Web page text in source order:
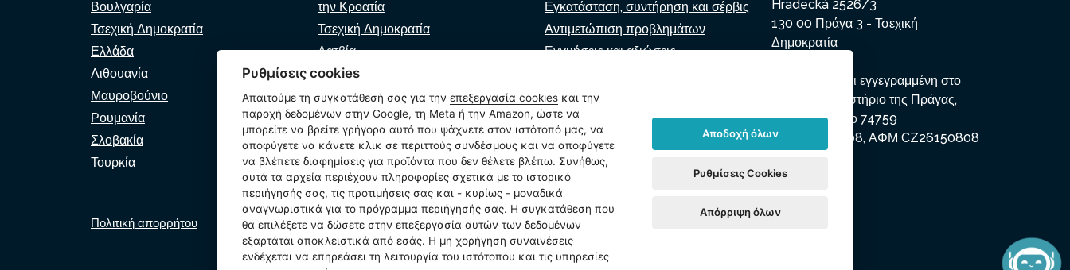
Βουλγαρία
την Κροατία
Τσεχική Δημοκρατία
Τσεχική Δημοκρατία
Ελλάδα
Λατβία
Λιθουανία
Μολδαβία
Μαυροβούνιο
Βόρεια Μακεδονία
Ρουμανία
Σερβία
Σλοβακία
Σλοβενία
Τουρκία
Εγκατάσταση, συντήρηση και σέρβις
Αντιμετώπιση προβλημάτων
Εγγυήσεις και αξιώσεις
Κατάλογος λιανοπωλητών
Εικονικός βοηθός
Γράψτε μας
Πολιτική απορρήτου Πολιτική cookie Ρυθμίσεις cookies
Hradecká 2526/3
130 00 Πράγα 3 - Τσεχική
Δημοκρατία
Η εταιρεία είναι εγγεγραμμένη στο
δημοτικό δικαστήριο της Πράγας,
τμήμα Γ, ένθετο 74759
ΑΜΕ 26150808, ΑΦΜ CZ26150808
Ρυθμίσεις cookies
Απαιτούμε τη συγκατάθεσή σας για την επεξεργασία cookies και την
παροχή δεδομένων στην Google, τη Meta ή την Amazon, ώστε να
μπορείτε να βρείτε γρήγορα αυτό που ψάχνετε στον ιστότοπό μας, να
αποφύγετε να κάνετε κλικ σε περιττούς συνδέσμους και να αποφύγετε
να βλέπετε διαφημίσεις για προϊόντα που δεν θέλετε βλέπω. Συνήθως,
αυτά τα αρχεία περιέχουν πληροφορίες σχετικά με το ιστορικό
περιήγησής σας, τις προτιμήσεις σας και - κυρίως - μοναδικά
αναγνωριστικά για το πρόγραμμα περιήγησής σας. Η συγκατάθεση που
θα επιλέξετε να δώσετε στην επεξεργασία αυτών των δεδομένων
εξαρτάται αποκλειστικά από εσάς. Η μη χορήγηση συναινέσεις
ενδέχεται να επηρεάσει τη λειτουργία του ιστότοπου και τις υπηρεσίες
Αποδοχή όλων
Ρυθμίσεις Cookies
Απόρριψη όλων